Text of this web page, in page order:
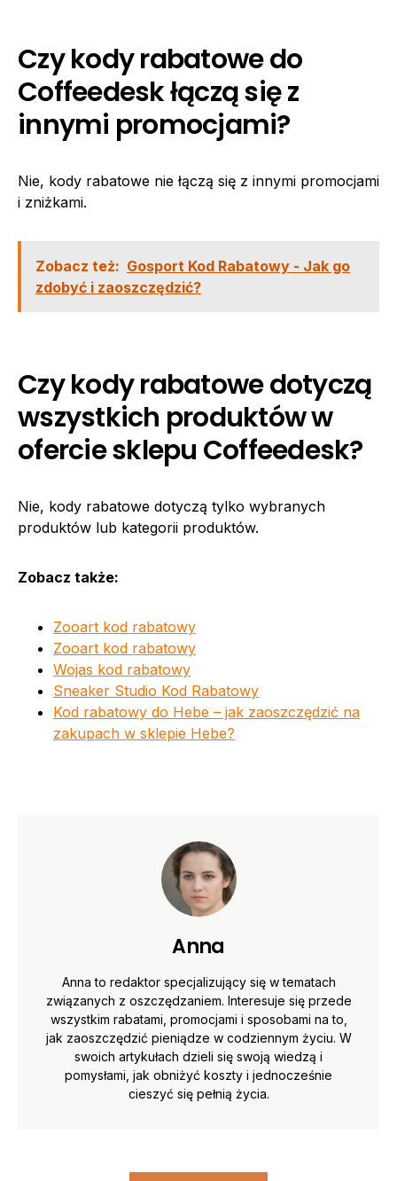
Czy kody rabatowe do
Coffeedesk łączą się z
innymi promocjami?
Nie, kody rabatowe nie łączą się z innymi promocjami
i zniżkami.
Zobacz też: Gosport Kod Rabatowy - Jak go
zdobyć i zaoszczędzić?
Czy kody rabatowe dotyczą
wszystkich produktów w
ofercie sklepu Coffeedesk?
Nie, kody rabatowe dotyczą tylko wybranych
produktów lub kategorii produktów.
Zobacz także:
Zooart kod rabatowy
Zooart kod rabatowy
Wojas kod rabatowy
Sneaker Studio Kod Rabatowy
Kod rabatowy do Hebe – jak zaoszczędzić na
zakupach w sklepie Hebe?
Anna
Anna to redaktor specjalizujący się w tematach
związanych z oszczędzaniem. Interesuje się przede
wszystkim rabatami, promocjami i sposobami na to,
jak zaoszczędzić pieniądze w codziennym życiu. W
swoich artykułach dzieli się swoją wiedzą i
pomysłami, jak obniżyć koszty i jednocześnie
cieszyć się pełnią życia.